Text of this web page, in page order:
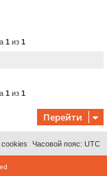
1 из 1
1 из 1
Перейти
Часовой пояс: UTC
cookies